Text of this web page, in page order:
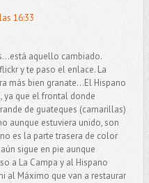
16:33
aquello cambiado.
y te paso el enlace. La
más bien granate...El Hispano
ya que el frontal donde
de guateques (camarillas)
aunque estuviera unido, son
es la parte trasera de color
sigue en pie aunque
a La Campa y al Hispano
al Máximo que van a restaurar